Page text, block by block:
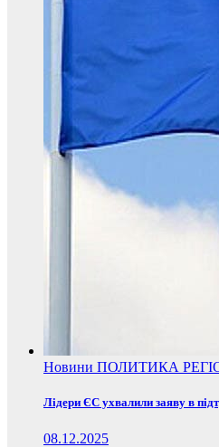
Новини ПОЛИТИКА
Лідери ЄС ухвалили заяву в
08.12.2025